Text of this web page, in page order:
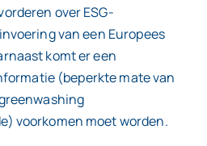
over ESG-
van een Europees
komt er een
(beperkte mate van
voorkomen moet worden.